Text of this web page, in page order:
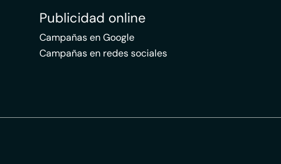
Publicidad online
Campañas en Google
Campañas en redes sociales